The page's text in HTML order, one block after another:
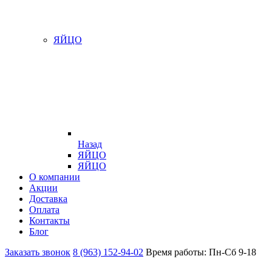
ЯЙЦО
Назад
ЯЙЦО
ЯЙЦО
О компании
Акции
Доставка
Оплата
Контакты
Блог
Заказать звонок 8 (963) 152-94-02 Время работы: Пн-Сб 9-18